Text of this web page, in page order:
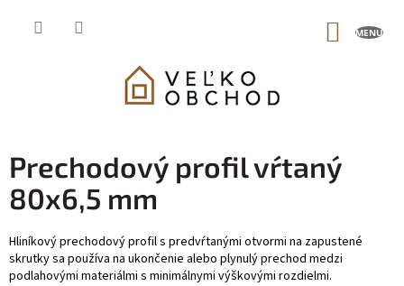
Prechodový profil vŕtaný
80x6,5 mm
Hliníkový prechodový profil s predvŕtanými otvormi na zapustené
skrutky sa používa na ukončenie alebo plynulý prechod medzi
podlahovými materiálmi s minimálnymi výškovými rozdielmi.